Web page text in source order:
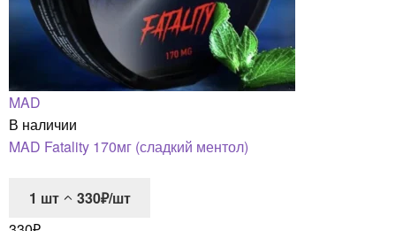
MAD
В наличии
MAD Fatality 170мг (сладкий ментол)
1 шт
330₽/шт